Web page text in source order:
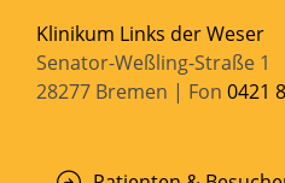
Klinikum Links der Weser
Senator-Weßling-Straße 1
28277 Bremen | Fon 0421